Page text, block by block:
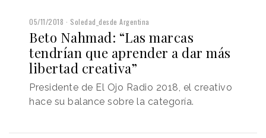
05/11/2018 Soledad_desde Argentina
Beto Nahmad: “Las marcas
tendrían que aprender a dar más
libertad creativa”
Presidente de El Ojo Radio 2018, el creativo
hace su balance sobre la categoría.